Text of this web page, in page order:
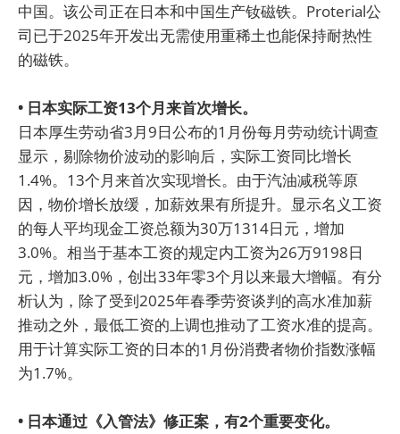
中国。该公司正在日本和中国生产钕磁铁。Proterial公
司已于2025年开发出无需使用重稀土也能保持耐热性
的磁铁。
• 日本实际工资13个月来首次增长。
日本厚生劳动省3月9日公布的1月份每月劳动统计调查
显示，剔除物价波动的影响后，实际工资同比增长
1.4%。13个月来首次实现增长。由于汽油减税等原
因，物价增长放缓，加薪效果有所提升。显示名义工资
的每人平均现金工资总额为30万1314日元，增加
3.0%。相当于基本工资的规定内工资为26万9198日
元，增加3.0%，创出33年零3个月以来最大增幅。有分
析认为，除了受到2025年春季劳资谈判的高水准加薪
推动之外，最低工资的上调也推动了工资水准的提高。
用于计算实际工资的日本的1月份消费者物价指数涨幅
为1.7%。
• 日本通过《入管法》修正案，有2个重要变化。